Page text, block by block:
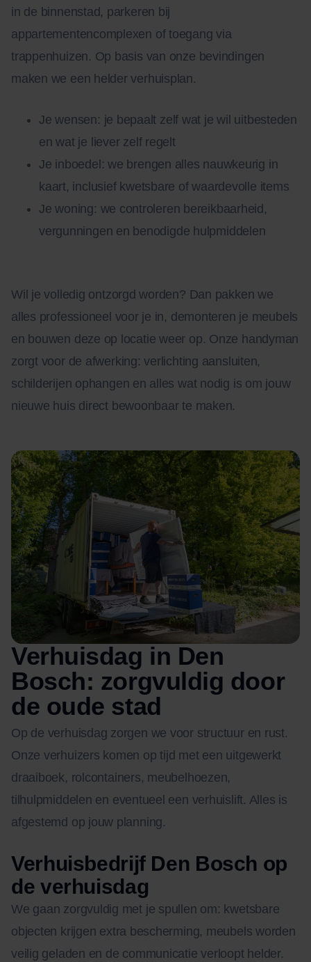
in de binnenstad, parkeren bij
appartementencomplexen of toegang via
trappenhuizen. Op basis van onze bevindingen
maken we een helder verhuisplan.
Je wensen: je bepaalt zelf wat je wil uitbesteden
en wat je liever zelf regelt
Je inboedel: we brengen alles nauwkeurig in
kaart, inclusief kwetsbare of waardevolle items
Je woning: we controleren bereikbaarheid,
vergunningen en benodigde hulpmiddelen
Wil je volledig ontzorgd worden? Dan pakken we
alles professioneel voor je in, demonteren je meubels
en bouwen deze op locatie weer op. Onze handyman
zorgt voor de afwerking: verlichting aansluiten,
schilderijen ophangen en alles wat nodig is om jouw
nieuwe huis direct bewoonbaar te maken.
Verhuisdag in Den
Bosch: zorgvuldig door
de oude stad
Op de verhuisdag zorgen we voor structuur en rust.
Onze verhuizers komen op tijd met een uitgewerkt
draaiboek, rolcontainers, meubelhoezen,
tilhulpmiddelen en eventueel een verhuislift. Alles is
afgestemd op jouw planning.
Verhuisbedrijf Den Bosch op
de verhuisdag
We gaan zorgvuldig met je spullen om: kwetsbare
objecten krijgen extra bescherming, meubels worden
veilig geladen en de communicatie verloopt helder.